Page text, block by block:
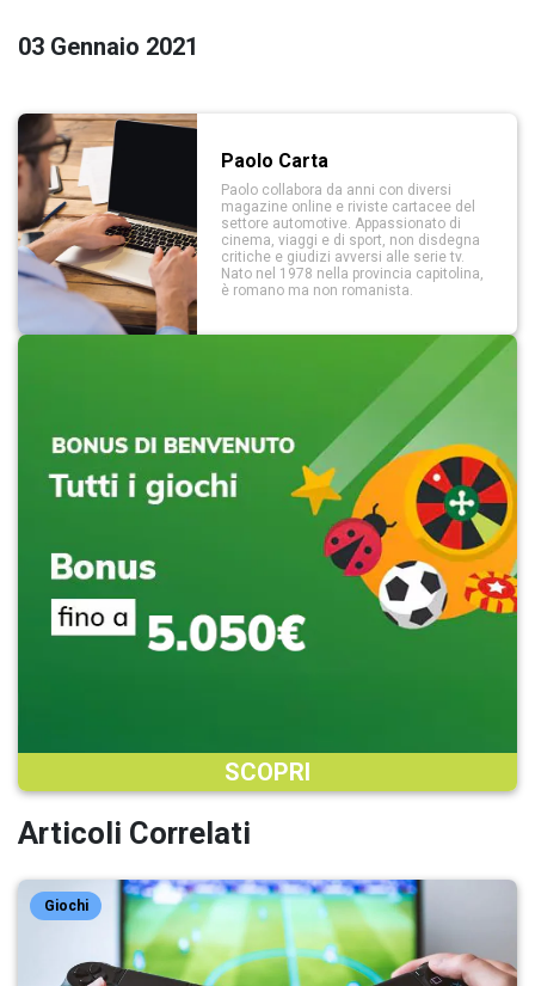
03 Gennaio 2021
Paolo Carta
Paolo collabora da anni con diversi
magazine online e riviste cartacee del
settore automotive. Appassionato di
cinema, viaggi e di sport, non disdegna
critiche e giudizi avversi alle serie tv.
Nato nel 1978 nella provincia capitolina,
è romano ma non romanista.
SCOPRI
Articoli Correlati
Giochi